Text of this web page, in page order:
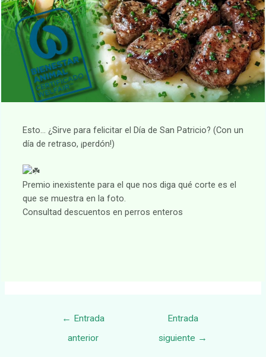
Esto… ¿Sirve para felicitar el Día de San Patricio? (Con un
día de retraso, ¡perdón!)
Premio inexistente para el que nos diga qué corte es el
que se muestra en la foto.
Consultad descuentos en perros enteros
Navegación
← Entrada
anterior
Entrada
siguiente →